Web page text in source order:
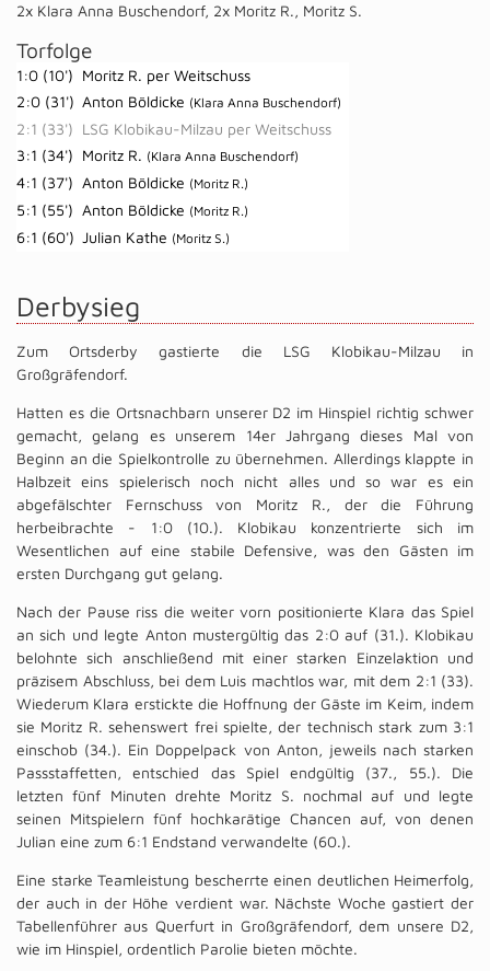
2x Klara Anna Buschendorf, 2x Moritz R., Moritz S.
Torfolge
1:0 (10') Moritz R. per Weitschuss
2:0 (31') Anton Böldicke (Klara Anna Buschendorf)
2:1 (33') LSG Klobikau-Milzau per Weitschuss
3:1 (34') Moritz R. (Klara Anna Buschendorf)
4:1 (37') Anton Böldicke (Moritz R.)
5:1 (55') Anton Böldicke (Moritz R.)
6:1 (60') Julian Kathe (Moritz S.)
Derbysieg
Zum Ortsderby gastierte die LSG Klobikau-Milzau in
Großgräfendorf.
Hatten es die Ortsnachbarn unserer D2 im Hinspiel richtig schwer
gemacht, gelang es unserem 14er Jahrgang dieses Mal von
Beginn an die Spielkontrolle zu übernehmen. Allerdings klappte in
Halbzeit eins spielerisch noch nicht alles und so war es ein
abgefälschter Fernschuss von Moritz R., der die Führung
herbeibrachte - 1:0 (10.). Klobikau konzentrierte sich im
Wesentlichen auf eine stabile Defensive, was den Gästen im
ersten Durchgang gut gelang.
Nach der Pause riss die weiter vorn positionierte Klara das Spiel
an sich und legte Anton mustergültig das 2:0 auf (31.). Klobikau
belohnte sich anschließend mit einer starken Einzelaktion und
präzisem Abschluss, bei dem Luis machtlos war, mit dem 2:1 (33).
Wiederum Klara erstickte die Hoffnung der Gäste im Keim, indem
sie Moritz R. sehenswert frei spielte, der technisch stark zum 3:1
einschob (34.). Ein Doppelpack von Anton, jeweils nach starken
Passstaffetten, entschied das Spiel endgültig (37., 55.). Die
letzten fünf Minuten drehte Moritz S. nochmal auf und legte
seinen Mitspielern fünf hochkarätige Chancen auf, von denen
Julian eine zum 6:1 Endstand verwandelte (60.).
Eine starke Teamleistung bescherrte einen deutlichen Heimerfolg,
der auch in der Höhe verdient war. Nächste Woche gastiert der
Tabellenführer aus Querfurt in Großgräfendorf, dem unsere D2,
wie im Hinspiel, ordentlich Parolie bieten möchte.